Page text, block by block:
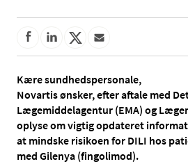
Kære sundhedspersonale,
Novartis ønsker, efter aftale med
Lægemiddelagentur (EMA) og
oplyse om vigtig opdateret
at mindske risikoen for DILI hos
med Gilenya (fingolimod).